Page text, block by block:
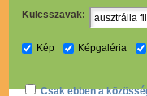
Kulcsszavak:
Kép Képgaléria
Csak ebben a